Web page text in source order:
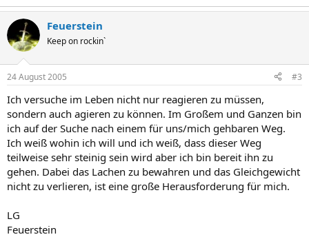
Feuerstein
Keep on rockin`
24 August 2005 #3
Ich versuche im Leben nicht nur reagieren zu müssen,
sondern auch agieren zu können. Im Großem und Ganzen bin
ich auf der Suche nach einem für uns/mich gehbaren Weg.
Ich weiß wohin ich will und ich weiß, dass dieser Weg
teilweise sehr steinig sein wird aber ich bin bereit ihn zu
gehen. Dabei das Lachen zu bewahren und das Gleichgewicht
nicht zu verlieren, ist eine große Herausforderung für mich.
LG
Feuerstein